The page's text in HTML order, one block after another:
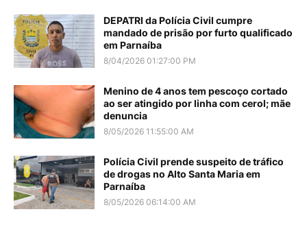
DEPATRI da Polícia Civil cumpre
mandado de prisão por furto qualificado
em Parnaíba
8/04/2026 01:27:00 PM
Menino de 4 anos tem pescoço cortado
ao ser atingido por linha com cerol; mãe
denuncia
8/05/2026 11:55:00 AM
Polícia Civil prende suspeito de tráfico
de drogas no Alto Santa Maria em
Parnaíba
8/05/2026 06:14:00 AM